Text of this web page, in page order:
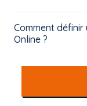
Comment
Online ?